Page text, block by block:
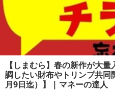
【しまむら】春の新作が大
調したい財布やトリンプ共
月9日迄）】 | マネーの達人